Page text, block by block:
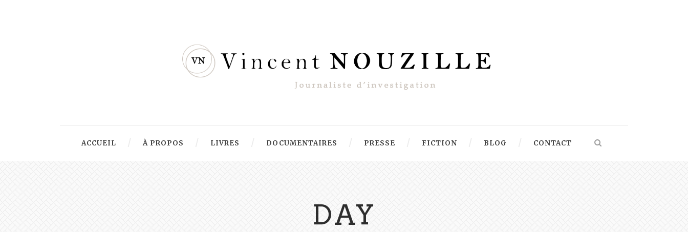
ACCUEIL À PROPOS LIVRES DOCUMENTAIRES PRESSE FICTION BLOG CONTACT
DAY